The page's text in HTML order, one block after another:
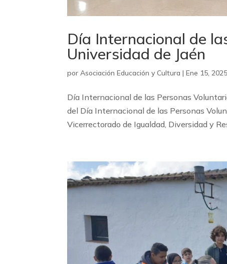
Día Internacional de
Universidad de Jaén
porAsociación Educación y Cultura |Ene 15, 2025
Día Internacional de las Personas
del Día Internacional de las Personas
Vicerrectorado de Igualdad, Diversidad y